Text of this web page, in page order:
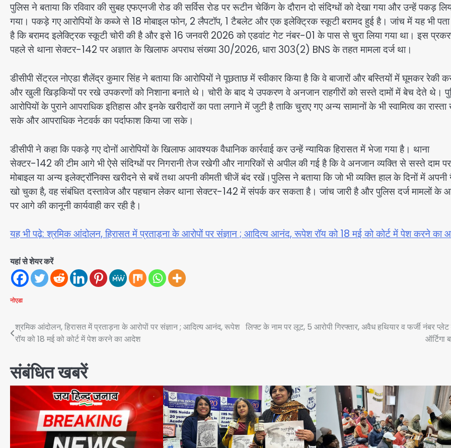
पुलिस ने बताया कि रविवार की सुबह एफएनजी रोड की सर्विस रोड पर रूटीन चेकिंग के दौरान दो संदिग्धों को देखा गया और उन्हें पकड़
गया। पकड़े गए आरोपियों के कब्जे से 18 मोबाइल फोन, 2 लैपटॉप, 1 टैबलेट और एक इलेक्ट्रिक स्कूटी बरामद हुई है। जांच में यह भी
है कि बरामद इलेक्ट्रिक स्कूटी चोरी की है और इसे 16 जनवरी 2026 को एडवांट गेट नंबर-01 के पास से चुरा लिया गया था। इस
पहले से थाना सेक्टर-142 पर अज्ञात के खिलाफ अपराध संख्या 30/2026, धारा 303(2) BNS के तहत मामला दर्ज था।
डीसीपी सेंट्रल नोएडा शैलेंद्र कुमार सिंह ने बताया कि आरोपियों ने पूछताछ में स्वीकार किया है कि वे बाजारों और बस्तियों में घूमकर रेकी
और खुली खिड़कियों पर रखे उपकरणों को निशाना बनाते थे। चोरी के बाद ये उपकरण वे अनजान राहगीरों को सस्ते दामों में बेच देते थे।
आरोपियों के पुराने आपराधिक इतिहास और इनके खरीदारों का पता लगाने में जुटी है ताकि चुराए गए अन्य सामानों के भी स्वामित्व का
सके और आपराधिक नेटवर्क का पर्दाफाश किया जा सके।
डीसीपी ने कहा कि पकड़े गए दोनों आरोपियों के खिलाफ आवश्यक वैधानिक कार्रवाई कर उन्हें न्यायिक हिरासत में भेजा गया है। थाना
सेक्टर-142 की टीम आगे भी ऐसे संदिग्धों पर निगरानी तेज रखेगी और नागरिकों से अपील की गई है कि वे अनजान व्यक्ति से सस्ते दाम पर
मोबाइल या अन्य इलेक्ट्रॉनिक्स खरीदने से बचें तथा अपनी कीमती चीजें बंद रखें।पुलिस ने बताया कि जो भी व्यक्ति हाल के दिनों में
खो चुका है, वह संबंधित दस्तावेज और पहचान लेकर थाना सेक्टर-142 में संपर्क कर सकता है। जांच जारी है और पुलिस दर्ज मामलों के
पर आगे की कानूनी कार्यवाही कर रही है।
यह भी पढ़े: श्रमिक आंदोलन, हिरासत में प्रताड़ना के आरोपों पर संज्ञान ; आदित्य आनंद, रूपेश रॉय को 18 मई को कोर्ट में पेश करने का
यहां से शेयर करें
नोएडा
Post
navigation
श्रमिक आंदोलन, हिरासत में प्रताड़ना के आरोपों पर संज्ञान ; आदित्य आनंद, रूपेश
रॉय को 18 मई को कोर्ट में पेश करने का आदेश
लिफ्ट के नाम पर लूट, 5 आरोपी गिरफ्तार, अवैध हथियार व फर्जी नंबर प्लेट
ऑर्टिगा
संबंधित खबरें